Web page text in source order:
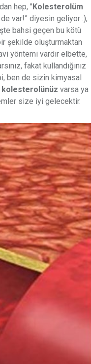
hep, "Kolesterolüm
var!” diyesin geliyor :),
bahsi geçen bu kötü
şekilde oluşturmaktan
yöntemi vardır elbette,
fakat kullandığınız
ben de sizin kimyasal
kolesterolünüz varsa ya
size iyi gelecektir.